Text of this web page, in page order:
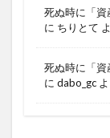
死ぬ時に「資
に ちりとて
死ぬ時に「資
に dabo_gc